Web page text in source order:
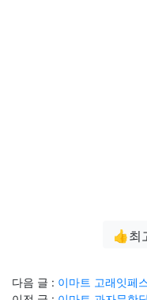
👍최
다음 글 : 이마트 고래잇페